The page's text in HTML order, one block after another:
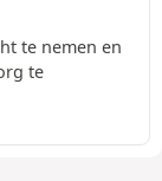
te nemen en
te